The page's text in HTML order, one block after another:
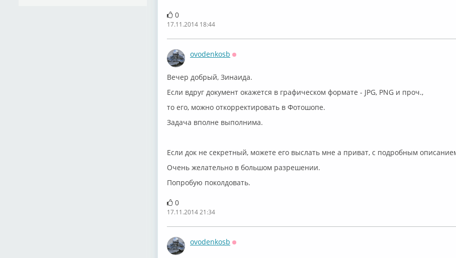
0
17.11.2014 18:44
ovodenkosb
Вечер добрый, Зинаида.
Если вдруг документ окажется в графическом формате - JPG, PNG и проч.,
то его, можно откорректировать в Фотошопе.
Задача вполне выполнима.
Если док не секретный, можете его выслать мне а приват, с подробным
Очень желательно в большом разрешении.
Попробую поколдовать.
0
17.11.2014 21:34
ovodenkosb